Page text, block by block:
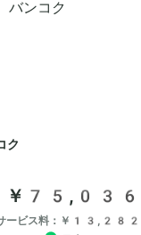
ク
￥75,036
ービス料：￥13,282